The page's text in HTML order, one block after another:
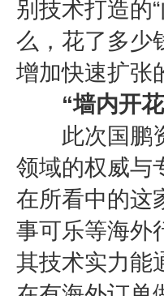
别技术打造的
么，花了多少
增加快速扩张
“墙内开花
此次国鹏资
领域的权威与
在所看中的这
事可乐等海外
其技术实力能